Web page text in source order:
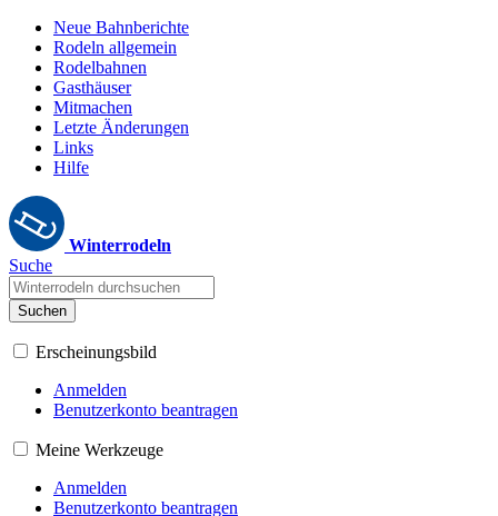
Neue Bahnberichte
Rodeln allgemein
Rodelbahnen
Gasthäuser
Mitmachen
Letzte Änderungen
Links
Hilfe
Winterrodeln
Suche
Suchen
Erscheinungsbild
Anmelden
Benutzerkonto beantragen
Meine Werkzeuge
Anmelden
Benutzerkonto beantragen